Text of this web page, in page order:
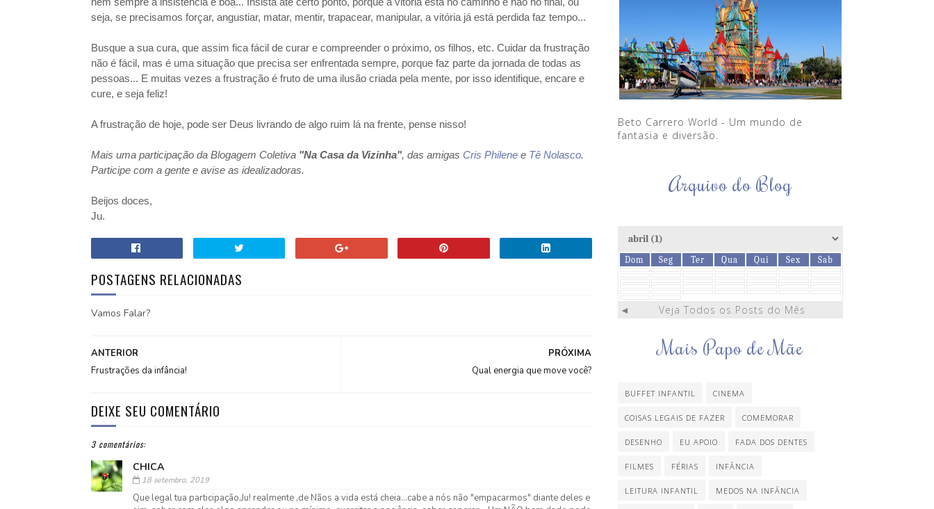
seja, se precisamos forçar, angustiar, matar, mentir, trapacear, manipular, a vitória já está perdida faz tempo...
Busque a sua cura, que assim fica fácil de curar e compreender o próximo, os filhos, etc. Cuidar da frustração
não é fácil, mas é uma situação que precisa ser enfrentada sempre, porque faz parte da jornada de todas as
pessoas... E muitas vezes a frustração é fruto de uma ilusão criada pela mente, por isso identifique, encare e
cure, e seja feliz!
A frustração de hoje, pode ser Deus livrando de algo ruim lá na frente, pense nisso!
Mais uma participação da Blogagem Coletiva "Na Casa da Vizinha", das amigas Cris Philenee Tê Nolasco.
Participe com a gente e avise as idealizadoras.
Beijos doces,
Ju.
POSTAGENS RELACIONADAS
Vamos Falar?
PRÓXIMA
Qual energia que move você?
ANTERIOR
Frustrações da infância!
DEIXE SEU COMENTÁRIO
3 comentários:
CHICA
18 setembro, 2019
Que legal tua participação,Ju! realmente ,de Nãos a vida está cheia...cabe a nós não "empacarmos" diante deles e
Beto Carrero World - Um mundo de
fantasia e diversão.
Arquivo do Blog
Dom Seg Ter Qua Qui Sex Sab
◄ Veja Todos os Posts do Mês
Mais Papo de Mãe
BUFFET INFANTIL CINEMA
COISAS LEGAIS DE FAZER COMEMORAR
DESENHO EU APOIO FADA DOS DENTES
FILMES FÉRIAS INFÂNCIA
LEITURA INFANTIL MEDOS NA INFÂNCIA